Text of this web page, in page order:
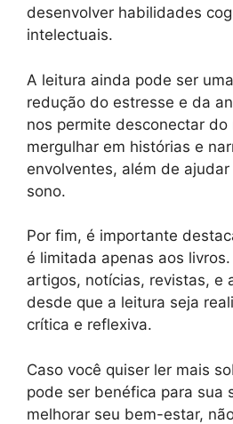
desenvolver habilidades
intelectuais.
A leitura ainda pode ser
redução do estresse e da
nos permite desconectar do
mergulhar em histórias e
envolventes, além de
sono.
Por fim, é importante
é limitada apenas aos
artigos, notícias, revistas, e
desde que a leitura seja
crítica e reflexiva.
Caso você quiser ler mais
pode ser benéfica para sua
melhorar seu bem-estar,